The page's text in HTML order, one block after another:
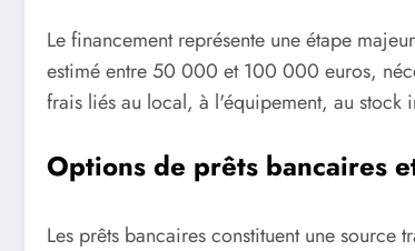
Le financement représente une étape
estimé entre 50 000 et 100 000 euros,
frais liés au local, à l'équipement, au stock
Options de prêts bancaires
Les prêts bancaires constituent une source